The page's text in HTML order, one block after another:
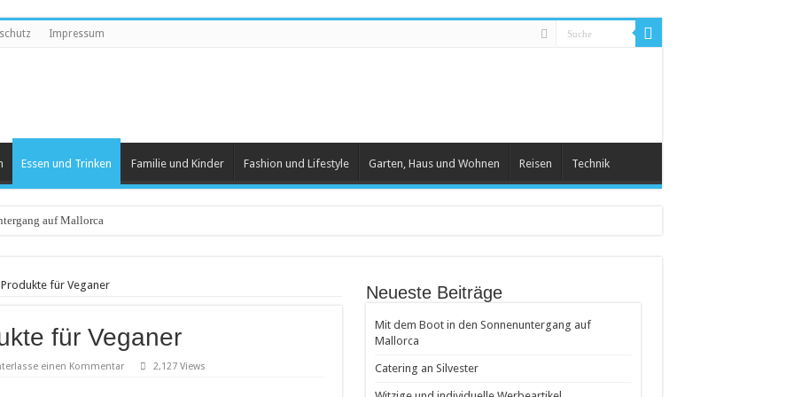
Impressum
Essen und Trinken Familie und Kinder Fashion und Lifestyle Garten, Haus und Wohnen Reisen Technik
auf Mallorca
beliebt
und Klein
für Veganer
für Veganer
einen Kommentar 2,127 Views
Neueste Beiträge
Mit dem Boot in den Sonnenuntergang auf
Mallorca
Catering an Silvester